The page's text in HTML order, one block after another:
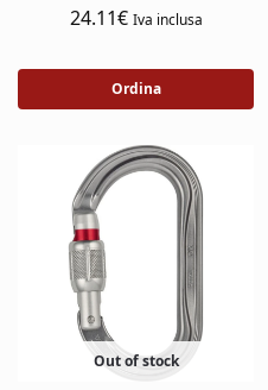
24.11€ Iva inclusa
Ordina
Out of stock